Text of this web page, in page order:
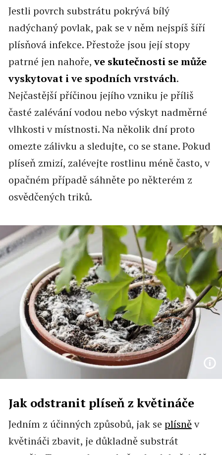
Jestli povrch substrátu pokrývá bílý
nadýchaný povlak, pak se v něm nejspíš šíří
plísňová infekce. Přestože jsou její stopy
patrné jen nahoře,ve skutečnosti se může
vyskytovat i ve spodních vrstvách.
Nejčastější příčinou jejího vzniku je příliš
časté zalévání vodou nebo výskyt nadměrné
vlhkosti v místnosti. Na několik dní proto
omezte zálivku a sledujte, co se stane. Pokud
plíseň zmizí, zalévejte rostlinu méně často, v
opačném případě sáhněte po některém z
osvědčených triků.
Jak odstranit plíseň z květináče
Jedním z účinných způsobů, jak se plísněv
květináči zbavit, je důkladně substrát